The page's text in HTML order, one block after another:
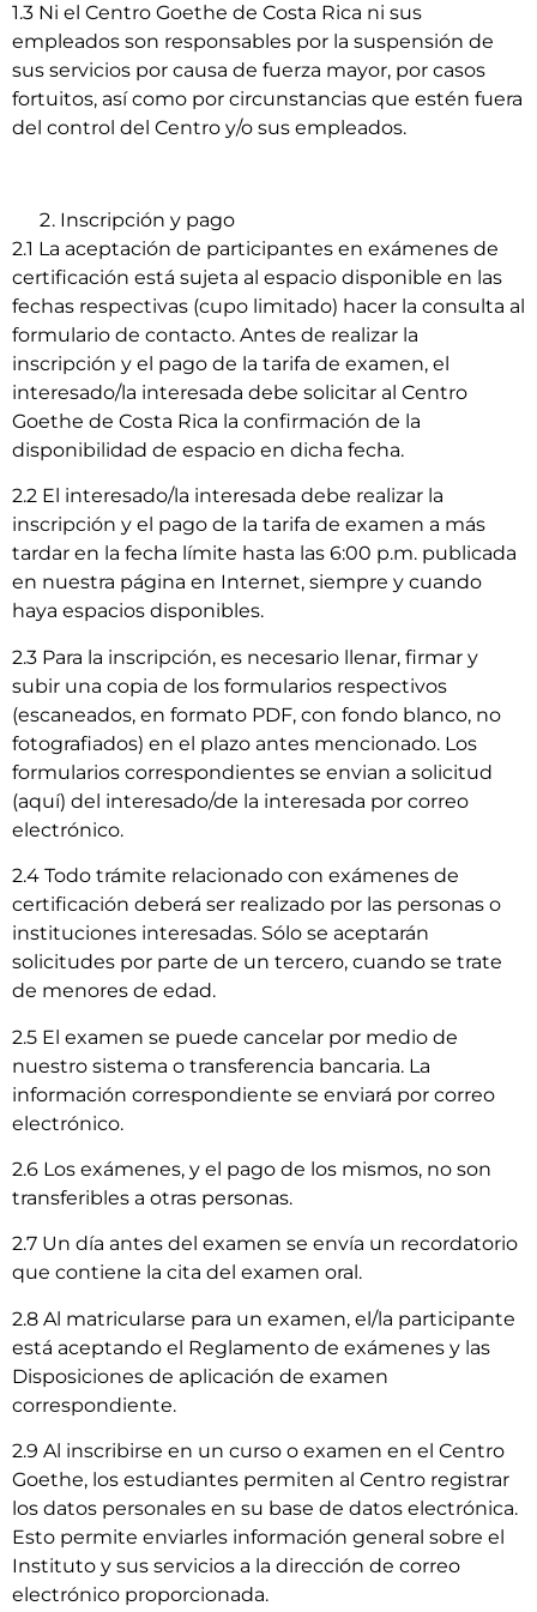
1.3 Ni el Centro Goethe de Costa Rica ni sus
empleados son responsables por la suspensión de
sus servicios por causa de fuerza mayor, por casos
fortuitos, así como por circunstancias que estén fuera
del control del Centro y/o sus empleados.
Inscripción y pago
2.1 La aceptación de participantes en exámenes de
certificación está sujeta al espacio disponible en las
fechas respectivas (cupo limitado) hacer la consulta al
formulario de contacto. Antes de realizar la
inscripción y el pago de la tarifa de examen, el
interesado/la interesada debe solicitar al Centro
Goethe de Costa Rica la confirmación de la
disponibilidad de espacio en dicha fecha.
2.2 El interesado/la interesada debe realizar la
inscripción y el pago de la tarifa de examen a más
tardar en la fecha límite hasta las 6:00 p.m. publicada
en nuestra página en Internet, siempre y cuando
haya espacios disponibles.
2.3 Para la inscripción, es necesario llenar, firmar y
subir una copia de los formularios respectivos
(escaneados, en formato PDF, con fondo blanco, no
fotografiados) en el plazo antes mencionado. Los
formularios correspondientes se envian a solicitud
(aquí) del interesado/de la interesada por correo
electrónico.
2.4 Todo trámite relacionado con exámenes de
certificación deberá ser realizado por las personas o
instituciones interesadas. Sólo se aceptarán
solicitudes por parte de un tercero, cuando se trate
de menores de edad.
2.5 El examen se puede cancelar por medio de
nuestro sistema o transferencia bancaria. La
información correspondiente se enviará por correo
electrónico.
2.6 Los exámenes, y el pago de los mismos, no son
transferibles a otras personas.
2.7 Un día antes del examen se envía un recordatorio
que contiene la cita del examen oral.
2.8 Al matricularse para un examen, el/la participante
está aceptando el Reglamento de exámenes y las
Disposiciones de aplicación de examen
correspondiente.
2.9 Al inscribirse en un curso o examen en el Centro
Goethe, los estudiantes permiten al Centro registrar
los datos personales en su base de datos electrónica.
Esto permite enviarles información general sobre el
Instituto y sus servicios a la dirección de correo
electrónico proporcionada.